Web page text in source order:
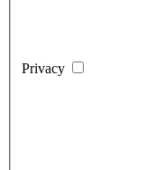
Privacy